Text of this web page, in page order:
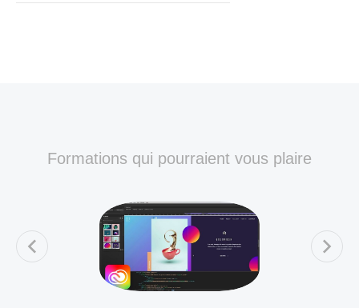
Formations qui pourraient vous plaire